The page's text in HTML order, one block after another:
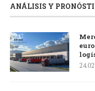
ANÁLISIS Y